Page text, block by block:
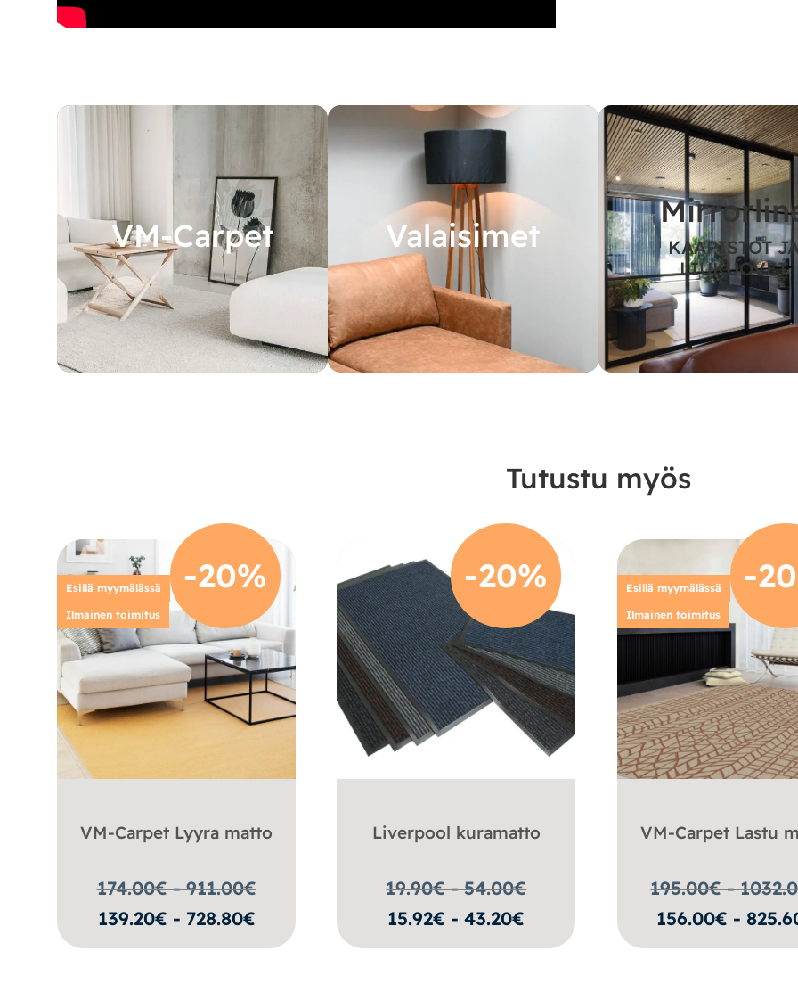
VM-Carpet Valaisimet
KAAPISTOT
LIUKUOVET
Tutustu myös
-20%
Esillä myymälässä
Ilmainen toimitus
VM-Carpet Lyyra matto
174.00€ - 911.00€
139.20€ - 728.80€
-20%
Liverpool kuramatto
19.90€ - 54.00€
15.92€ - 43.20€
-
Esillä myymälässä
Ilmainen toimitus
VM-Carpet Lastu
195.00€ -
156.00€ -